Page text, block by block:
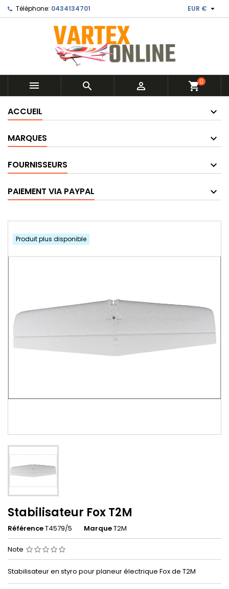
Téléphone: 0434134701 EUR € 
   shopping_cart0
ACCUEIL
MARQUES
FOURNISSEURS
PAIEMENT VIA PAYPAL
Produit plus disponible
Stabilisateur Fox T2M
RéférenceT4579/5 MarqueT2M
Note
Stabilisateur en styro pour planeur électrique Fox de T2M